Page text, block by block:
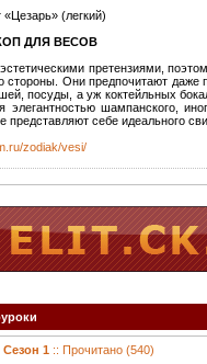
«Цезарь» (легкий)
ДЛЯ ВЕСОВ
претензиями,
стороны. Они предпочитают даже
посуды, а уж коктейльных
элегантностью шампанского,
себе идеального
zodiak/vesi/
1 :: Прочитано (540)